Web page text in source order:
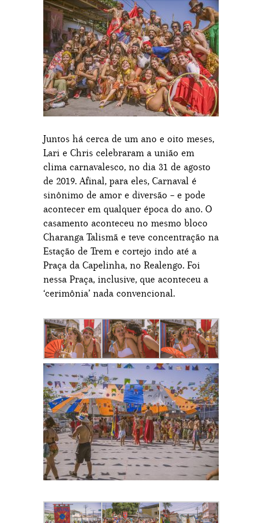
Juntos há cerca de um ano e oito meses,
Lari e Chris celebraram a união em
clima carnavalesco, no dia 31 de agosto
de 2019. Afinal, para eles, Carnaval é
sinônimo de amor e diversão – e pode
acontecer em qualquer época do ano. O
casamento aconteceu no mesmo bloco
Charanga Talismã e teve concentração na
Estação de Trem e cortejo indo até a
Praça da Capelinha, no Realengo. Foi
nessa Praça, inclusive, que aconteceu a
‘cerimônia’ nada convencional.